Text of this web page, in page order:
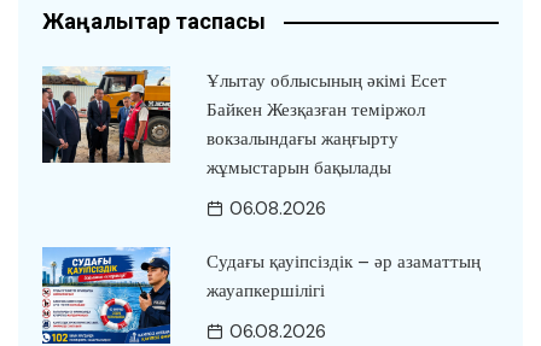
Жаңалықтар таспасы
Ұлытау облысының әкімі Есет
Байкен Жезқазған теміржол
вокзалындағы жаңғырту
жұмыстарын бақылады
06.08.2026
Судағы қауіпсіздік – әр азаматтың
жауапкершілігі
06.08.2026